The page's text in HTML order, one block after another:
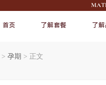
了
了解套餐
首页
> 孕期 > 正文